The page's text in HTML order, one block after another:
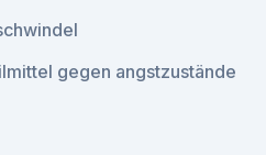
gegen angstzustände